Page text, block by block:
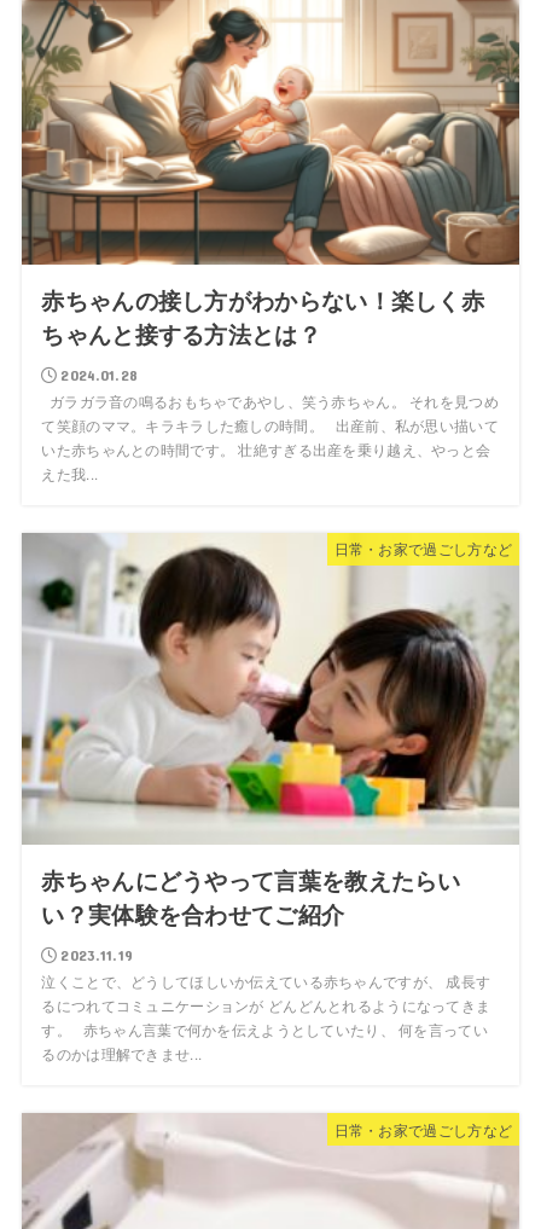
赤ちゃんの接し方がわからない！楽しく赤
ちゃんと接する方法とは？
2024.01.28
ガラガラ音の鳴るおもちゃであやし、笑う赤ちゃん。 それを見つめ
て笑顔のママ。キラキラした癒しの時間。 出産前、私が思い描いて
いた赤ちゃんとの時間です。 壮絶すぎる出産を乗り越え、やっと会
えた我...
日常・お家で過ごし方など
赤ちゃんにどうやって言葉を教えたらい
い？実体験を合わせてご紹介
2023.11.19
泣くことで、どうしてほしいか伝えている赤ちゃんですが、 成長す
るにつれてコミュニケーションが どんどんとれるようになってきま
す。 赤ちゃん言葉で何かを伝えようとしていたり、 何を言ってい
るのかは理解できませ...
日常・お家で過ごし方など